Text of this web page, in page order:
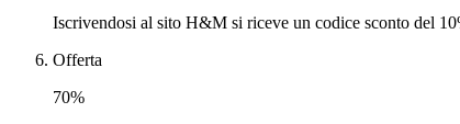
Iscrivendosi al sito H&M si riceve un codice sconto del
Offerta
70%